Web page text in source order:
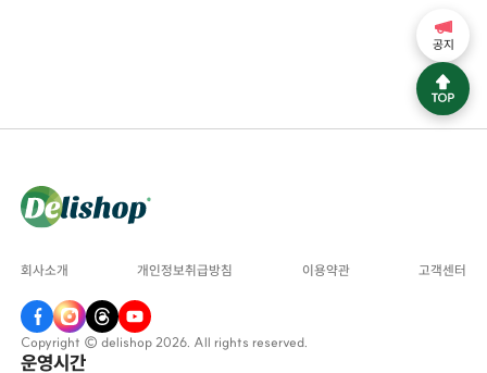
회사소개 개인정보취급방침 이용약관 고객센터
Copyright © delishop 2026. All rights reserved.
운영시간
공지